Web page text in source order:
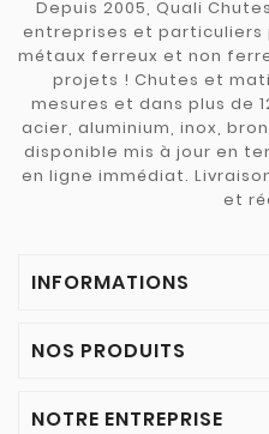
Depuis 2005, Quali
entreprises et particuliers
métaux ferreux et non
projets ! Chutes et
mesures et dans plus de
acier, aluminium, inox,
disponible mis à jour en
en ligne immédiat.
et
INFORMATIONS
NOS PRODUITS
NOTRE ENTREPRISE